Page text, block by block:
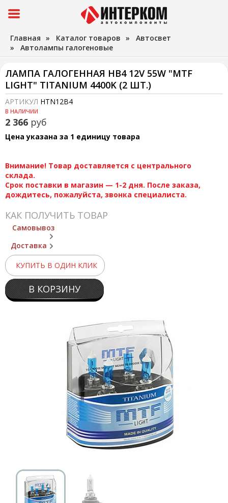
Главная » Каталог товаров » Автосвет
» Автолампы галогеновые
ЛАМПА ГАЛОГЕННАЯ HB4 12V 55W "MTF
LIGHT" TITANIUM 4400K (2 ШТ.)
АРТИКУЛ HTN12B4
В НАЛИЧИИ
2 366 руб
Цена указана за 1 единицу товара
Внимание! Товар доставляется с центрального
склада.
Срок поставки в магазин — 1-2 дня. После заказа,
дождитесь, пожалуйста, звонка специалиста.
КАК ПОЛУЧИТЬ ТОВАР
Самовывоз
Доставка
КУПИТЬ В ОДИН КЛИК
В КОРЗИНУ